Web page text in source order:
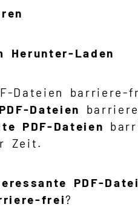
Herunter-Laden
Dateien barriere-
Dateien
PDF-Dateien
Zeit.
PDF-Datei
frei?